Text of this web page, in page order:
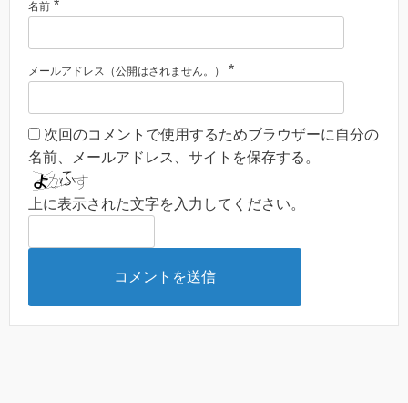
名前 *
メールアドレス（公開はされません。） *
次回のコメントで使用するためブラウザーに自分の
名前、メールアドレス、サイトを保存する。
上に表示された文字を入力してください。